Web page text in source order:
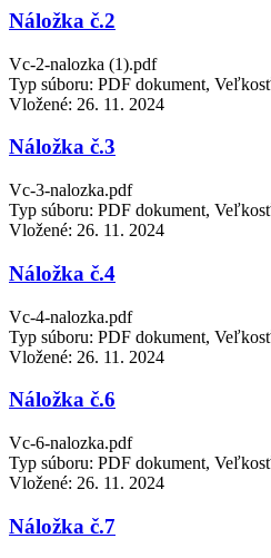
Náložka č.2
Vc-2-nalozka (1).pdf
Typ súboru: PDF dokument,
Vložené: 26. 11. 2024
Náložka č.3
Vc-3-nalozka.pdf
Typ súboru: PDF dokument,
Vložené: 26. 11. 2024
Náložka č.4
Vc-4-nalozka.pdf
Typ súboru: PDF dokument,
Vložené: 26. 11. 2024
Náložka č.6
Vc-6-nalozka.pdf
Typ súboru: PDF dokument,
Vložené: 26. 11. 2024
Náložka č.7